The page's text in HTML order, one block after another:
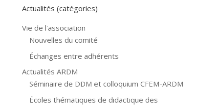
Actualités (catégories)
Vie de l'association
Nouvelles du comité
Échanges entre adhérents
Actualités ARDM
Séminaire de DDM et colloquium CFEM-ARDM
Écoles thématiques de didactique des